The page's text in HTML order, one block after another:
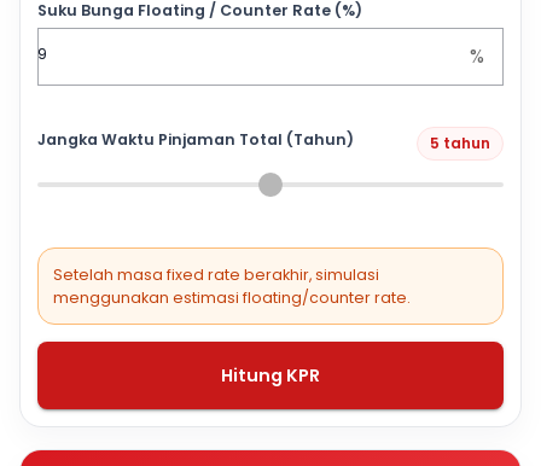
Suku Bunga Floating / Counter Rate (%)
%
Jangka Waktu Pinjaman Total (Tahun) 5 tahun
Setelah masa fixed rate berakhir, simulasi
menggunakan estimasi floating/counter rate.
Hitung KPR